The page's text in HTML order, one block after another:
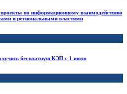
по информационному взаимодействию
и региональными властями
бесплатную КЭП с 1 июля